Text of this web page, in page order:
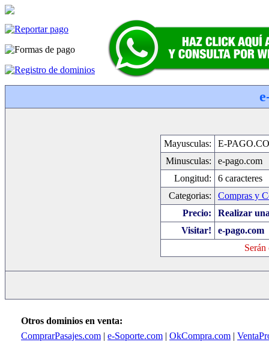
Mayusculas:
E-
Minusculas:
e-pago.com
Longitud:
6 caracteres
Categorias:
Compras y
Precio:
Realizar
Visitar!
e-pago.com
Serán
Otros dominios en venta:
ComprarPasajes.com | e-Soporte.com | OkCompra.com |